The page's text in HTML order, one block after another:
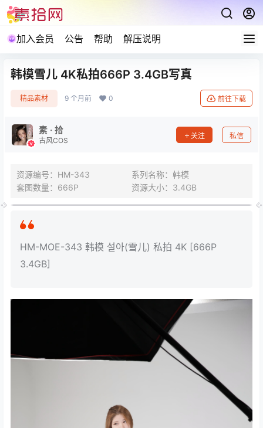
加入会员 公告 帮助 解压说明
韩模雪儿 4K私拍666P 3.4GB写真
精品素材 9 个月前 0 前往下载
素 · 拾
古风COS
关注 私信
资源编号：HM-343
系列名称：韩模
套图数量：666P
资源大小：3.4GB
HM-MOE-343 韩模 설아(雪儿) 私拍 4K [666P
3.4GB]